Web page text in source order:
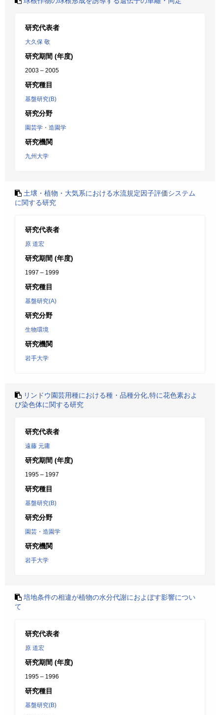
研究代表者
大久保 敬
研究期間 (年度)
2003 – 2005
研究種目
基盤研究(B)
研究分野
園芸学・造園学
研究機関
九州大学
土壌・植物・大気系における水流規定因子評価システム
に関する研究
研究代表者
原 道宏
研究期間 (年度)
1997 – 1999
研究種目
基盤研究(A)
研究分野
生物環境
研究機関
岩手大学
リンドウ園芸用種における種・品種分化,特に花色素およ
び染色体に関する研究
研究代表者
遠藤 元庸
研究期間 (年度)
1995 – 1997
研究種目
基盤研究(B)
研究分野
園芸・造園学
研究機関
岩手大学
培地条件の相違が植物の水分代謝におよぼす影響につい
て
研究代表者
原 道宏
研究期間 (年度)
1995 – 1996
研究種目
基盤研究(B)